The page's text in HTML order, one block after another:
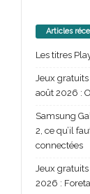
Articles
Les titres
Jeux
août 2026 :
Samsung
2, ce qu’il
connectées
Jeux
2026 :